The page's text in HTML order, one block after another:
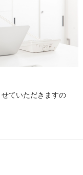
ていただきますの